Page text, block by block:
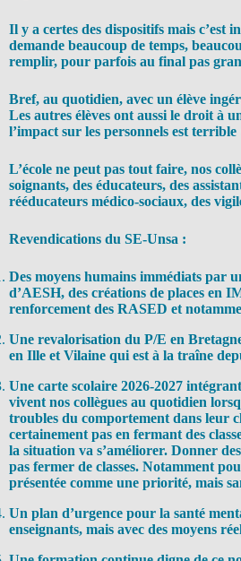
Il y a certes des dispositifs mais c’est
demande beaucoup de temps,
remplir, pour parfois au final pas
Bref, au quotidien, avec un élève
Les autres élèves ont aussi le droit à
l’impact sur les personnels est terrible
L’école ne peut pas tout faire, nos
soignants, des éducateurs, des
rééducateurs médico-sociaux, des
Revendications du SE-Unsa :
Des moyens humains immédiats par
d’AESH, des créations de places en
renforcement des RASED et
Une revalorisation du P/E en
en Ille et Vilaine qui est à la traîne
Une carte scolaire 2026-2027
vivent nos collègues au quotidien
troubles du comportement dans leur
certainement pas en fermant des
la situation va s’améliorer. Donner des
pas fermer de classes. Notamment
présentée comme une priorité, mais
Un plan d’urgence pour la santé
enseignants, mais avec des moyens